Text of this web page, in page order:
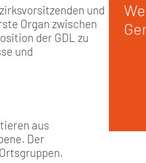
und
Organ zwischen
der GDL zu
und
aus
Der